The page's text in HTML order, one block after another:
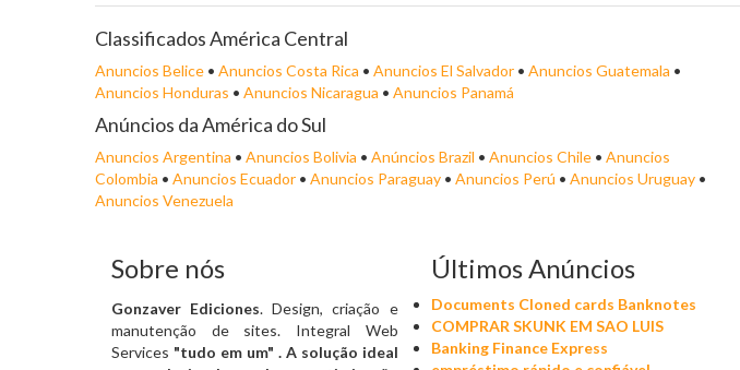
Classificados América Central
Anuncios Belice • Anuncios Costa Rica • Anuncios El Salvador • Anuncios Guatemala •
Anuncios Honduras • Anuncios Nicaragua • Anuncios Panamá
Anúncios da América do Sul
Anuncios Argentina • Anuncios Bolivia • Anúncios Brazil • Anuncios Chile • Anuncios
Colombia • Anuncios Ecuador • Anuncios Paraguay • Anuncios Perú • Anuncios Uruguay •
Anuncios Venezuela
Sobre nós
Gonzaver Ediciones. Design, criação e
manutenção de sites. Integral Web
Services "tudo em um" . A solução ideal
Últimos Anúncios
Documents Cloned cards Banknotes
COMPRAR SKUNK EM SAO LUIS
Banking Finance Express